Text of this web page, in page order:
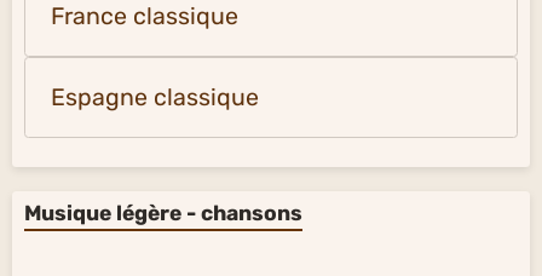
France classique
Espagne classique
Musique légère - chansons